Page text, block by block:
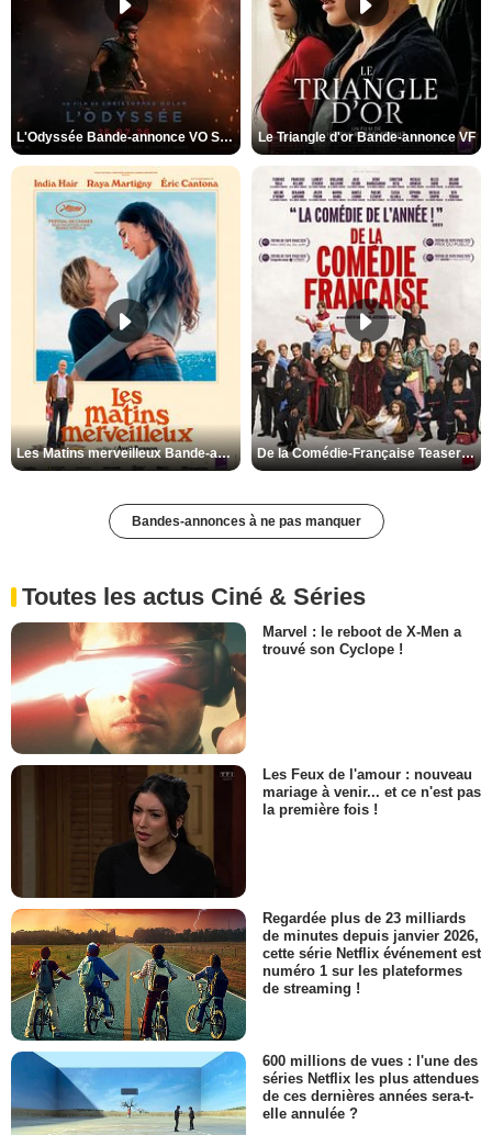
L'Odyssée Bande-annonce VO STFR Le Triangle d'or Bande-annonce VF
Les Matins merveilleux Bande-annonce VF De la Comédie-Française Teaser VF
Bandes-annonces à ne pas manquer
Toutes les actus Ciné & Séries
Marvel : le reboot de X-Men a
trouvé son Cyclope !
Les Feux de l'amour : nouveau
mariage à venir... et ce n'est pas
la première fois !
Regardée plus de 23 milliards
de minutes depuis janvier 2026,
cette série Netflix événement est
numéro 1 sur les plateformes
de streaming !
600 millions de vues : l'une des
séries Netflix les plus attendues
de ces dernières années sera-t-
elle annulée ?